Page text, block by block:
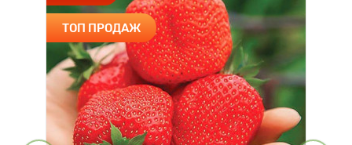
ТОП ПРОДАЖ